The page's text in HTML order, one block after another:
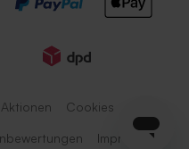
Aktionen Cookies
Impressum